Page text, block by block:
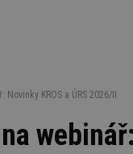
KROS a ÚRS 2026/II